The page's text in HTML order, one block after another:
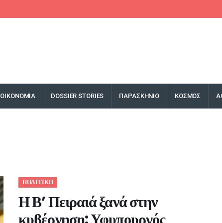
ΟΙΚΟΝΟΜΙΑ DOSSIER STORIES ΠΑΡΑΣΚΗΝΙΟ ΚΟΣΜΟΣ
ΠΟΛΙΤΙΚΗ
Η Β’ Πειραιά ξανά στην